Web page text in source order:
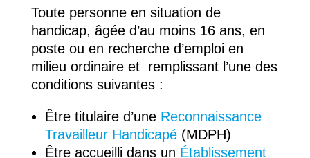
Toute personne en situation de
handicap, âgée d’au moins 16 ans, en
poste ou en recherche d’emploi en
milieu ordinaire et remplissant l’une des
conditions suivantes :
Être titulaire d’une Reconnaissance
Travailleur Handicapé(MDPH)
Être accueilli dans un Établissement